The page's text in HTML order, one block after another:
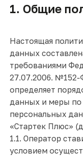
Основной сайт
8-86153-4-30-96
1. Общие
Настоящая
данных
требованиями
27.07.2006.
определяет
данных и меры по
персональных
«Стартек Плюс»
1.1. Оператор
условием